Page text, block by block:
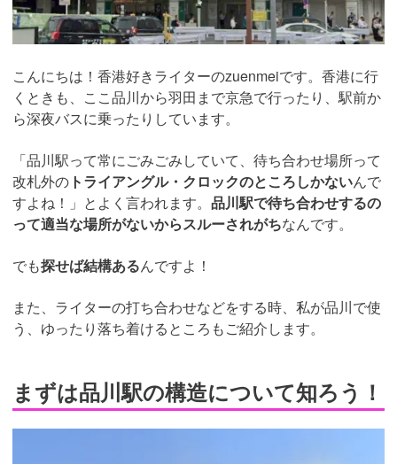
こんにちは！香港好きライターのzuenmeiです。香港に行
くときも、ここ品川から羽田まで京急で行ったり、駅前か
ら深夜バスに乗ったりしています。
「品川駅って常にごみごみしていて、待ち合わせ場所って
改札外の トライアングル・クロックのところしかないんで
すよね！」とよく言われます。 品川駅で待ち合わせするの
って適当な場所がないからスルーされがちなんです。
でも探せば結構あるんですよ！
また、ライターの打ち合わせなどをする時、私が品川で使
う、ゆったり落ち着けるところもご紹介します。
まずは品川駅の構造について知ろう！